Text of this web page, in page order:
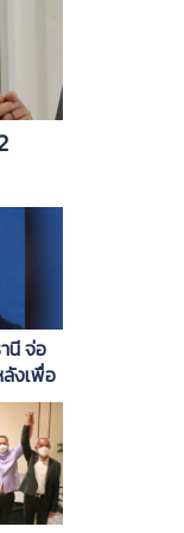
นี จ่อ
งเพื่อ
ค